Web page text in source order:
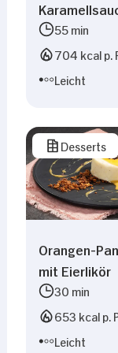
55 min
704 kcal p.
Leicht
Desserts
Orangen-
mit Eierlikör
30 min
653 kcal p.
Leicht